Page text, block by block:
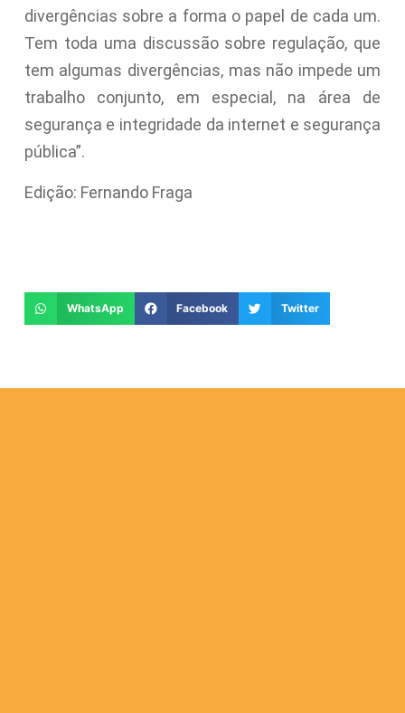
divergências sobre a forma o papel de cada um.
Tem toda uma discussão sobre regulação, que
tem algumas divergências, mas não impede um
trabalho conjunto, em especial, na área de
segurança e integridade da internet e segurança
pública”.
Edição: Fernando Fraga
WhatsApp Facebook Twitter